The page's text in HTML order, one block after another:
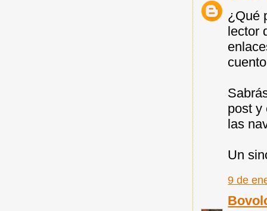
¿Qué
lector
post y
las
Un
9 de